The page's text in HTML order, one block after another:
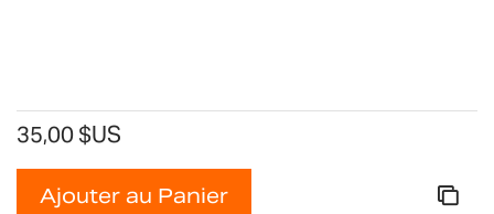
35,00 $US
Ajouter au Panier